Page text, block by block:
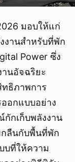
มอบให้แก่
งานสำหรับที่พัก
Power ซึ่ง
นอัจฉริยะ
ธิภาพการ
อกแบบอย่าง
กักเก็บพลังงาน
กลืนกับพื้นที่พัก
บที่ให้ความ